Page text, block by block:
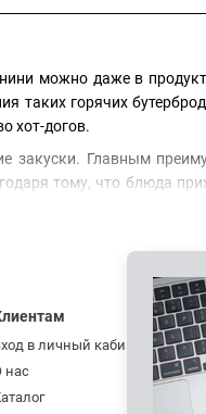
можно даже в
таких горячих
хот-догов.
закуски. Главным
тому, что блюда
и приносит
оборудование для
в личный кабинет
нас